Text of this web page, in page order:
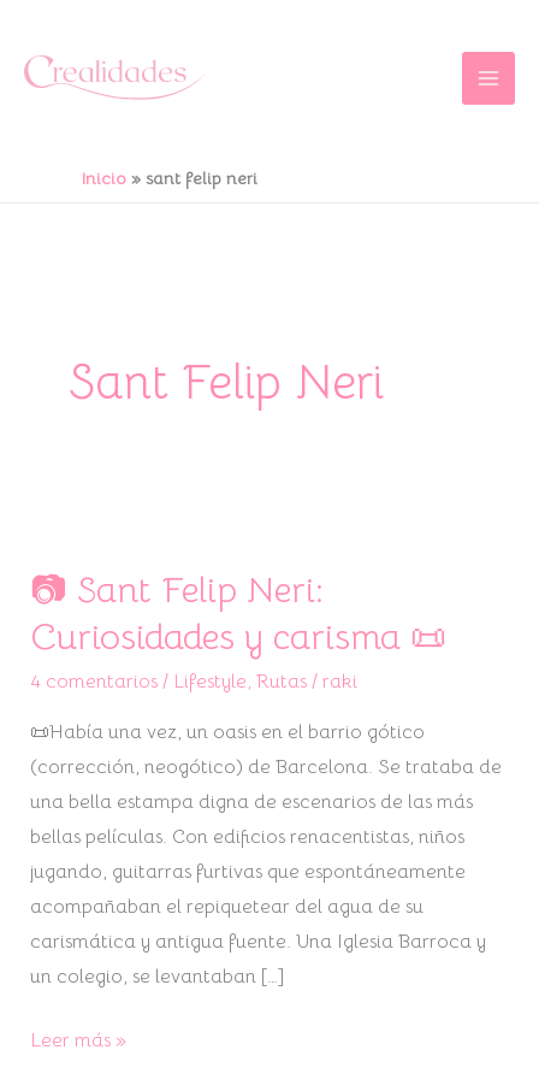
contenido
Inicio sant felip neri
Sant Felip Neri
📷 Sant Felip Neri:
Curiosidades y carisma 📜
4 comentarios / Lifestyle, Rutas/ raki
📜Había una vez, un oasis en el barrio gótico
(corrección, neogótico) de Barcelona. Se trataba de
una bella estampa digna de escenarios de las más
bellas películas. Con edificios renacentistas, niños
jugando, guitarras furtivas que espontáneamente
acompañaban el repiquetear del agua de su
carismática y antigua fuente. Una Iglesia Barroca y
un colegio, se levantaban […]
📷
Sant
Felip
Neri:
Curiosidades
y
carisma
📜
Leer más »